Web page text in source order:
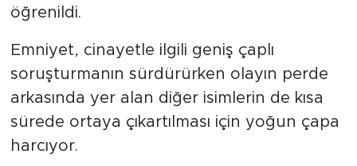
öğrenildi.
Emniyet, cinayetle ilgili geniş çaplı
soruşturmanın sürdürürken olayın perde
arkasında yer alan diğer isimlerin de kısa
sürede ortaya çıkartılması için yoğun çapa
harcıyor.